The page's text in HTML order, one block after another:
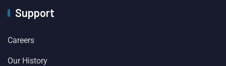
Support
Careers
Our History